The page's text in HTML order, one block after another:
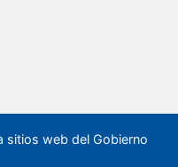
sitios web del Gobierno